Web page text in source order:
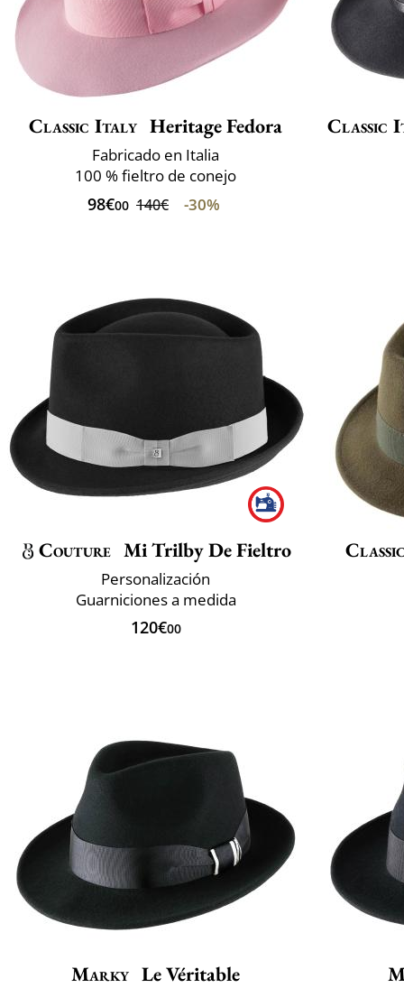
Classic Italy Heritage Fedora
Fabricado en Italia
100 % fieltro de conejo
98€00 140€ -30%
Classic
Couture Mi Trilby De Fieltro
Personalización
Guarniciones a medida
120€00
Marky Le Véritable